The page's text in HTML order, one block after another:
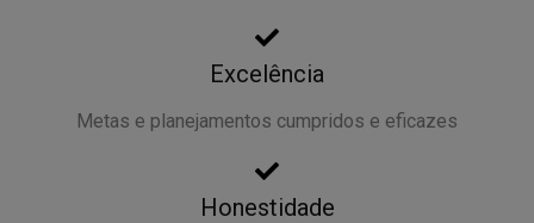
Excelência
Metas e planejamentos cumpridos e eficazes
Honestidade